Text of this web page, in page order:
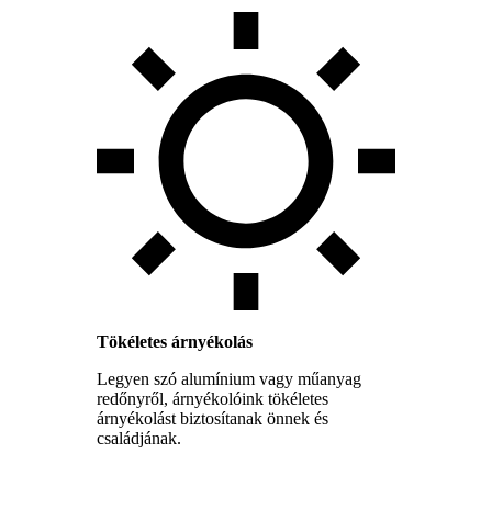
Tökéletes árnyékolás
Legyen szó alumínium vagy műanyag
redőnyről, árnyékolóink tökéletes
árnyékolást biztosítanak önnek és
családjának.